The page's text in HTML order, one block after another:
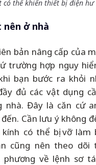
có thể khiến thiết bị điện hư
ở nhà
bản nâng cấp của
trường hợp nguy
bạn bước ra khỏi
đủ các vật dụng
nhà. Đây là căn cứ
Cần lưu ý không
có thể bị vỡ làm
cũng nên theo
phương về lệnh sơ